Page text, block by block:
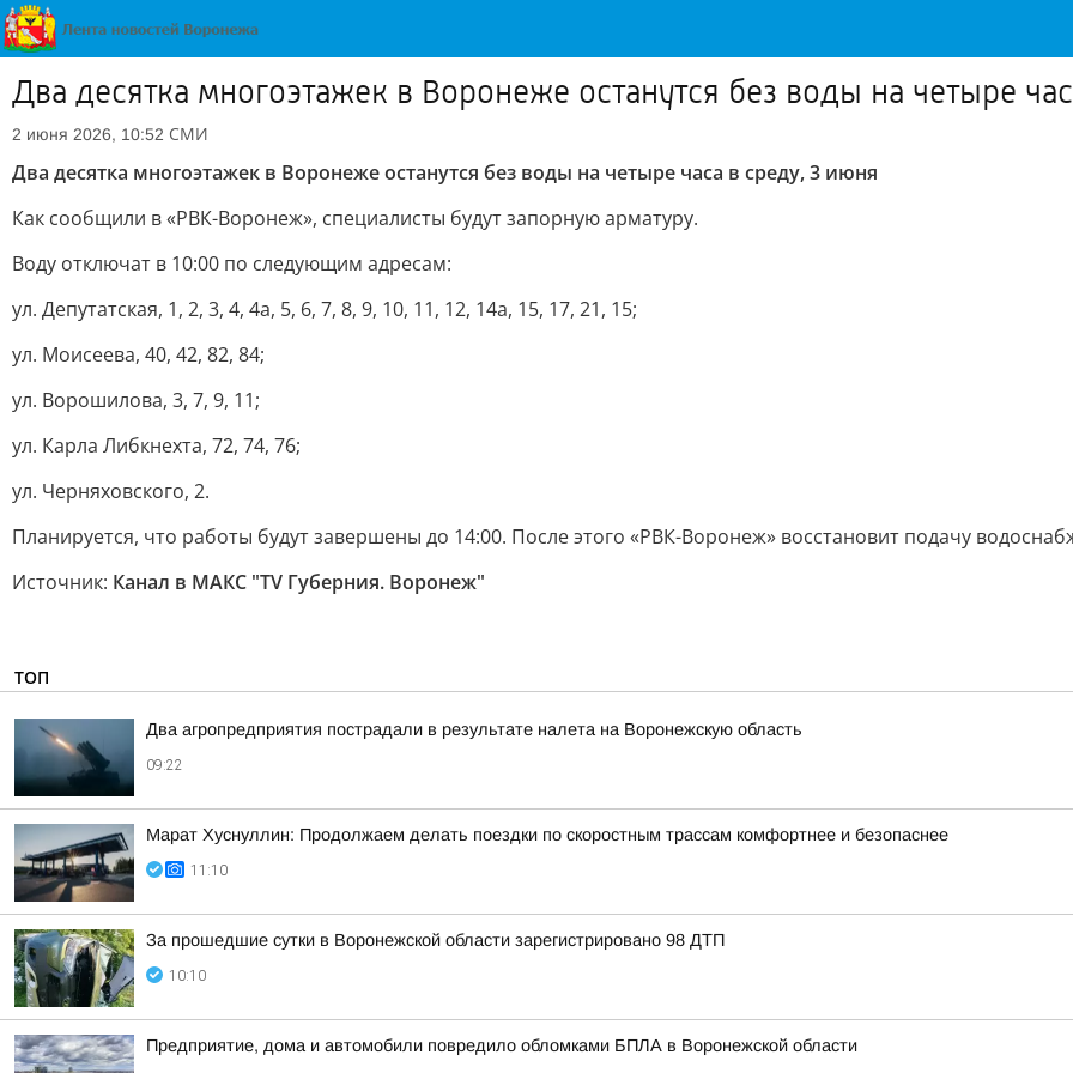
Два десятка многоэтажек в Воронеже останутся без воды на четыре
2 июня 2026, 10:52 СМИ
Два десятка многоэтажек в Воронеже останутся без воды на четыре часа в среду, 3 июня
Как сообщили в «РВК-Воронеж», специалисты будут запорную арматуру.
Воду отключат в 10:00 по следующим адресам:
ул. Депутатская, 1, 2, 3, 4, 4а, 5, 6, 7, 8, 9, 10, 11, 12, 14а, 15, 17, 21, 15;
ул. Моисеева, 40, 42, 82, 84;
ул. Ворошилова, 3, 7, 9, 11;
ул. Карла Либкнехта, 72, 74, 76;
ул. Черняховского, 2.
Планируется, что работы будут завершены до 14:00. После этого «РВК-Воронеж» восстановит подачу
Источник: Канал в МАКС "TV Губерния. Воронеж"
ТОП
Два агропредприятия пострадали в результате налета на Воронежскую область
09:22
Марат Хуснуллин: Продолжаем делать поездки по скоростным трассам комфортнее и безопаснее
11:10
За прошедшие сутки в Воронежской области зарегистрировано 98 ДТП
10:10
Предприятие, дома и автомобили повредило обломками БПЛА в Воронежской области